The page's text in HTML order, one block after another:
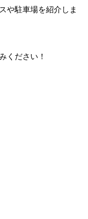
や駐車場を紹介しま
ください！